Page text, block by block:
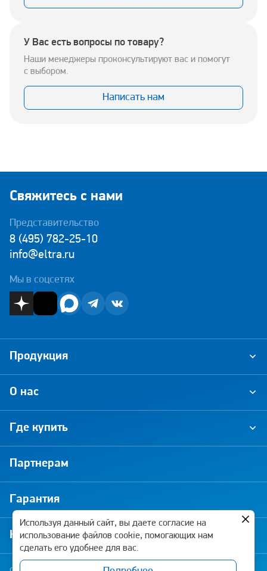
У Вас есть вопросы по товару?
Наши менеджеры проконсультируют вас и помогут
с выбором.
Написать нам
Свяжитесь с нами
Представительство
8 (495) 782-25-10
info@eltra.ru
Мы в соцсетях
О нас
Где купить
Партнерам
Гарантия
Новости и акции
Продукция
Используя данный сайт, вы даете согласие на
использование файлов cookie, помогающих нам
сделать его удобнее для вас.